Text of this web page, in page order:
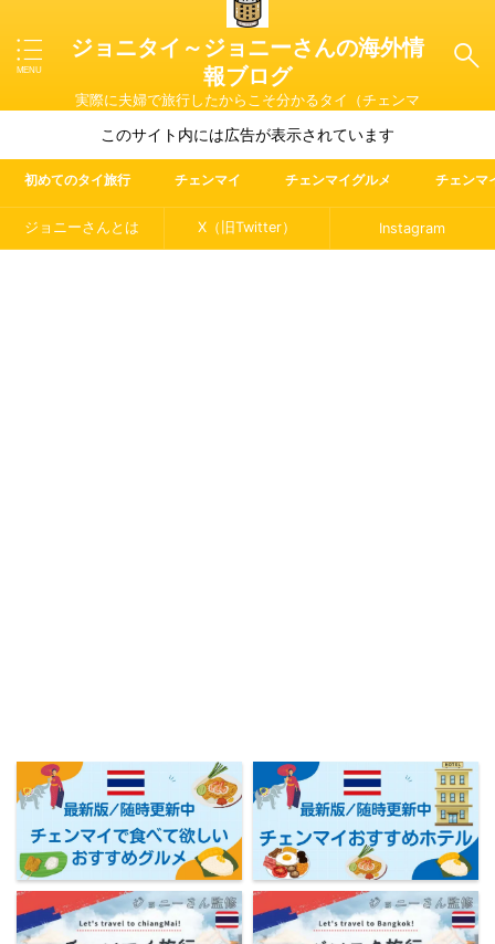
ジョニタイ～ジョニーさんの海外情
報ブログ
実際に夫婦で旅行したからこそ分かるタイ（チェンマ
イ）やマレーシア・ラオス・イタリアの魅力を紹介
このサイト内には広告が表示されています
初めてのタイ旅行 チェンマイ チェンマイグルメ チェンマ
ジョニーさんとは X（旧Twitter） Instagram